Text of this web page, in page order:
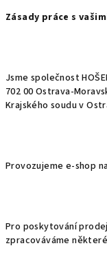
Zásady práce s
Jsme společnost
702 00 Ostrava-
Krajského soudu v
Provozujeme e-shop
Pro poskytování
zpracováváme